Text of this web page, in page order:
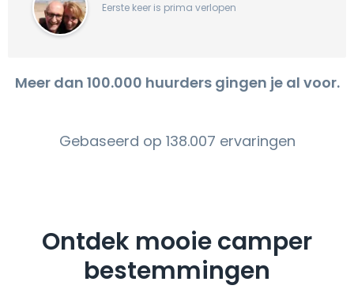
Eerste keer is prima verlopen
Meer dan 100.000 huurders gingen je al voor.
Gebaseerd op 138.007 ervaringen
Ontdek mooie camper
bestemmingen